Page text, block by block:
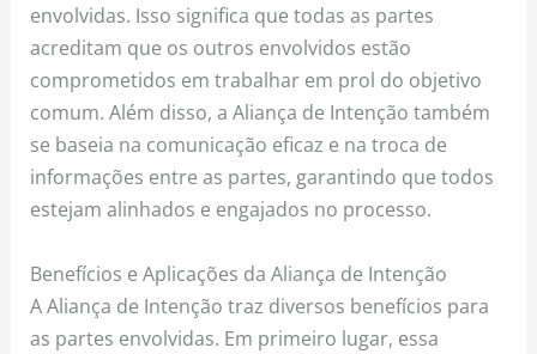
envolvidas. Isso significa que todas as partes
acreditam que os outros envolvidos estão
comprometidos em trabalhar em prol do objetivo
comum. Além disso, a Aliança de Intenção também
se baseia na comunicação eficaz e na troca de
informações entre as partes, garantindo que todos
estejam alinhados e engajados no processo.
Benefícios e Aplicações da Aliança de Intenção
A Aliança de Intenção traz diversos benefícios para
as partes envolvidas. Em primeiro lugar, essa